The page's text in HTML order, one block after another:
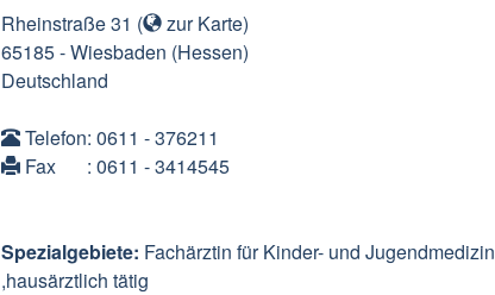
Rheinstraße 31 ( zur Karte)
65185-Wiesbaden (Hessen)
Deutschland
Telefon: 0611 - 376211
Fax
: 0611 - 3414545
Spezialgebiete: Fachärztin für Kinder- und Jugendmedizin
,hausärztlich tätig